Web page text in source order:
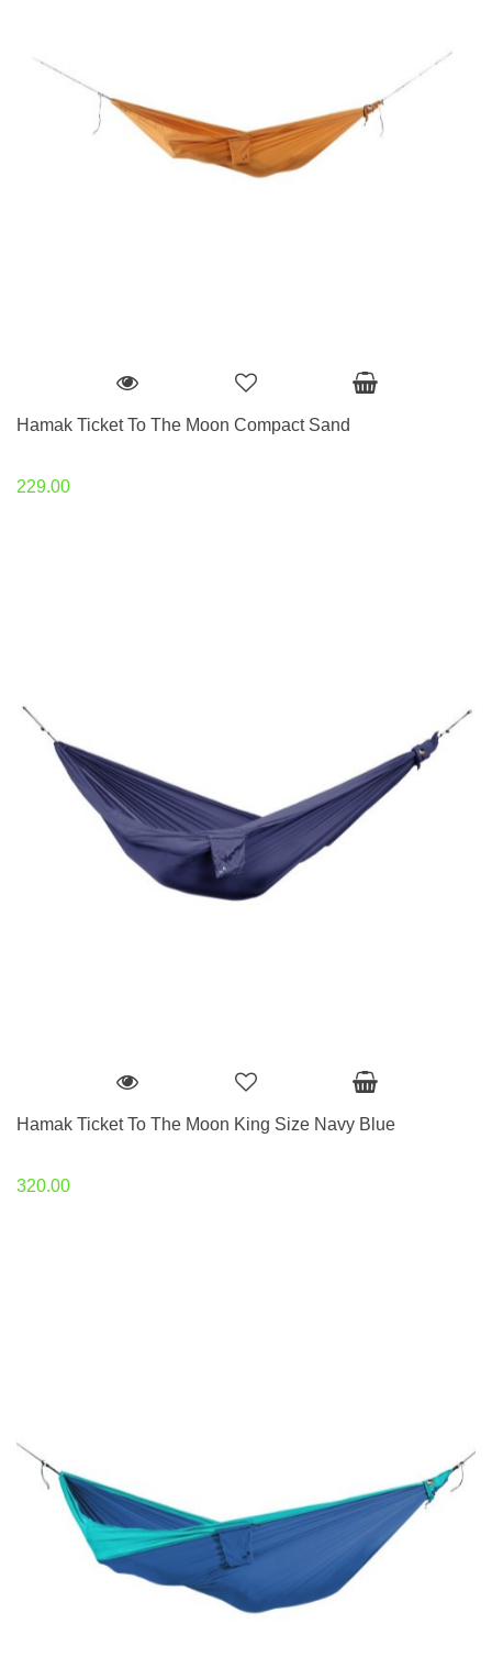
Hamak Ticket To The Moon Compact Sand
229.00
Hamak Ticket To The Moon King Size Navy Blue
320.00